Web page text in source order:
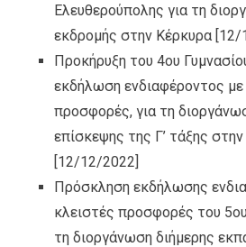
Ελευθερούπολης για τη
εκδρομής στην Κέρκυρα [12/
Προκήρυξη του 4ου
εκδήλωση ενδιαφέροντος με
προσφορές, για τη
επίσκεψης της Γ’ τάξης
[12/12/2022]
Πρόσκληση εκδήλωσης
κλειστές προσφορές του
τη διοργάνωση διήμερης